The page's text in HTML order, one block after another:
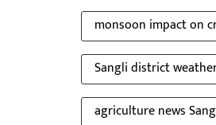
monsoon impact on
Sangli district
agriculture news